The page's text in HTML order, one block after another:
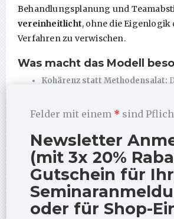
Behandlungsplanung und
vereinheitlicht, ohne die
Verfahren zu verwischen.
Was macht das Modell
Kohärenz statt Methodensalat:
Anschlusspunkte, klare
Konflikt/Strukturniveau
Lern- und Verhaltenspfade
(VT)
Kontext-/Musterlogiken
humanistischen Haltung &
Ressourcenaktivierung.
Praxisleitend: Das Poster macht
sichtbar: Was verstehe ich
Felder mit einem * sind
Newsletter
(mit 3x 20%
Gutschein für
oder für Shop-